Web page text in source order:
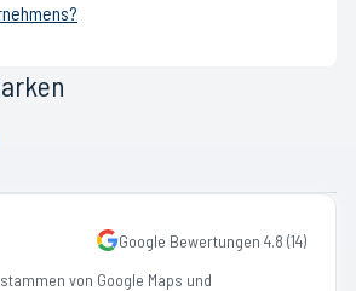
Google Bewertungen 4.8 (14)
von Google Maps und